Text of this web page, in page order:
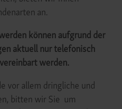
an.
können aufgrund der
aktuell nur telefonisch
vereinbart werden.
vor allem dringliche und
bitten wir Sie um